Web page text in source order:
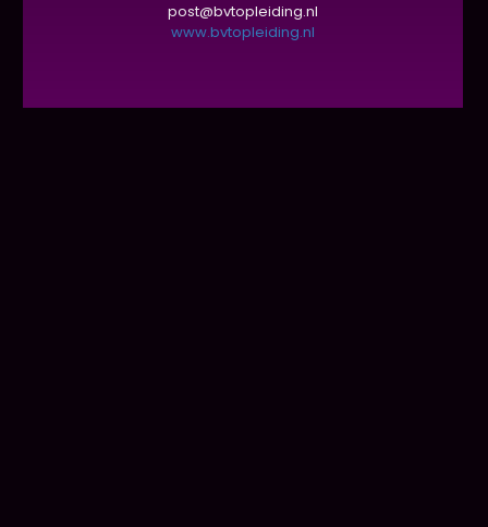
post@bvtopleiding.nl
www.bvtopleiding.nl